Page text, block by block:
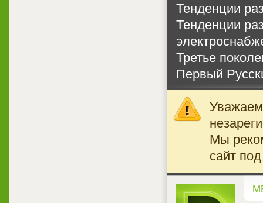
Тенденции
Тенденции
Третье
Первый
Мы
сайт